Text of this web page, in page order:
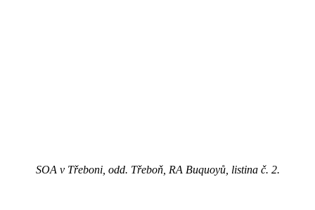
SOA v Třeboni, odd. Třeboň, RA Buquoyů, listina č. 2.